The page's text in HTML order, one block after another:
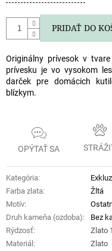
PRIDAŤ DO
Originálny prívesok v
prívesku je vo vysokom
darček pre domácich
blízkym.
OPÝTAŤ SA
Kategória:
Farba zlata:
Žltá
Motív:
Druh kameňa (ozdoba):
Bez
Rýdzosť:
Zlato
Materiál :
Zlato